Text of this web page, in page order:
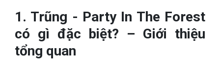
1. Trũng - Party In The Forest
có gì đặc biệt? – Giới thiệu
tổng quan